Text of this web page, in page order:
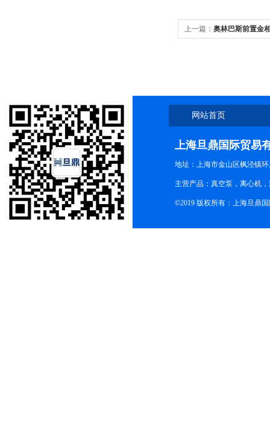
上一篇： 奥林巴斯前置金
网站首页
上海旦鼎国际贸易
地址：上海市金山区枫泾镇
主营产品：真空泵，离心机
©2019 版权所有：上海旦鼎